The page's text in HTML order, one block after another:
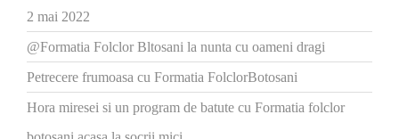
2 mai 2022
@Formatia Folclor Bltosani la nunta cu oameni dragi
Petrecere frumoasa cu Formatia FolclorBotosani
Hora miresei si un program de batute cu Formatia folclor